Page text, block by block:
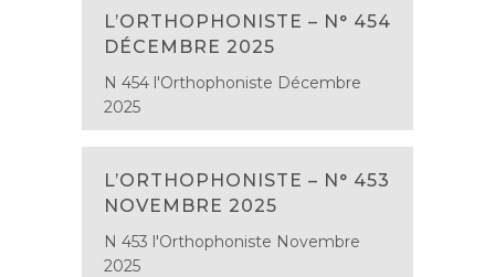
L’ORTHOPHONISTE – N° 454
DÉCEMBRE 2025
N 454 l'Orthophoniste Décembre
2025
L’ORTHOPHONISTE – N° 453
NOVEMBRE 2025
N 453 l'Orthophoniste Novembre
2025